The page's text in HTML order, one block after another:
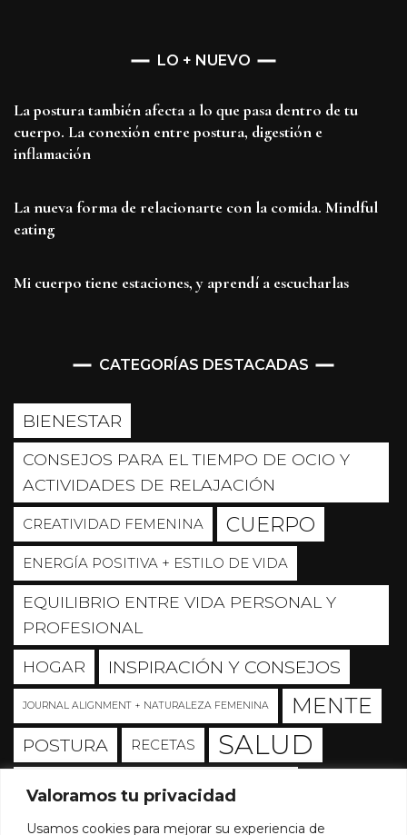
Valoramos tu privacidad
Usamos cookies para mejorar su experiencia de
LO + NUEVO
La postura también afecta a lo que pasa dentro de tu
cuerpo. La conexión entre postura, digestión e
inflamación
La nueva forma de relacionarte con la comida. Mindful
eating
Mi cuerpo tiene estaciones, y aprendí a escucharlas
CATEGORÍAS DESTACADAS
BIENESTAR
CONSEJOS PARA EL TIEMPO DE OCIO Y
ACTIVIDADES DE RELAJACIÓN
CREATIVIDAD FEMENINA CUERPO
ENERGÍA POSITIVA + ESTILO DE VIDA
EQUILIBRIO ENTRE VIDA PERSONAL Y
PROFESIONAL
HOGAR INSPIRACIÓN Y CONSEJOS
JOURNAL ALIGNMENT + NATURALEZA FEMENINA MENTE
POSTURA RECETAS SALUD
Sin categoría SOUL